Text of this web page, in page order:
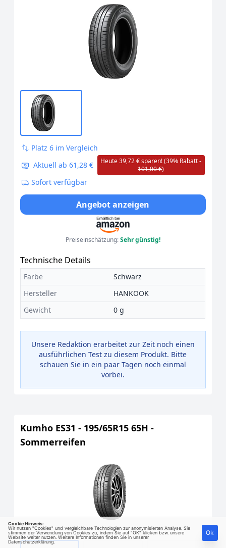
Platz 6 im Vergleich
Aktuell ab 61,28 €
Heute 39,72 € sparen! (39% Rabatt -
101,00 €)
Sofort verfügbar
Angebot anzeigen
Preiseinschätzung:Sehr günstig!
Technische Details
Farbe
Schwarz
Hersteller
HANKOOK
Gewicht
0 g
Unsere Redaktion erarbeitet zur Zeit noch einen
ausführlichen Test zu diesem Produkt. Bitte
schauen Sie in ein paar Tagen noch einmal
vorbei.
Kumho ES31 - 195/65R15 65H -
Sommerreifen
Cookie Hinweis:
Wir nutzen "Cookies" und vergleichbare Technologien zur anonymisierten Analyse. Sie
stimmen der Verwendung von Cookies zu, indem Sie auf "OK" klicken bzw. unsere
Website weiter nutzen. Weitere Informationen finden Sie in unserer
Datenschutzerklärung.
Ok